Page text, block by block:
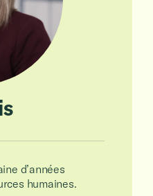
d’années
humaines.